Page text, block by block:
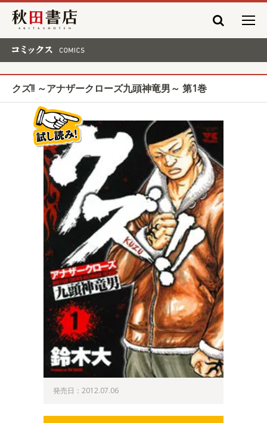
秋田書店
クズ!! ～アナザークローズ九頭神竜男～ 第1巻
発売日：2012.07.06